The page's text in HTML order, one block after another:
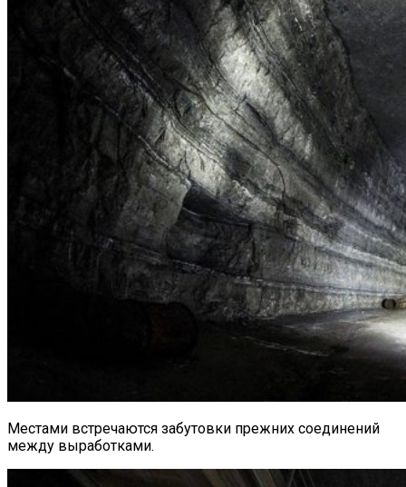
Местами встречаются забутовки прежних соединений
между выработками.